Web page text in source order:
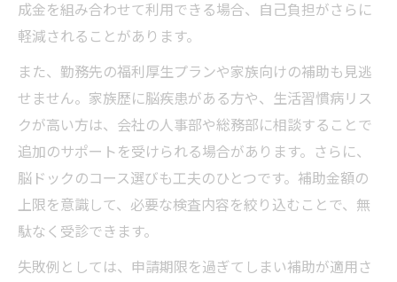
成金を組み合わせて利用できる場合、自己負担がさらに
軽減されることがあります。
また、勤務先の福利厚生プランや家族向けの補助も見逃
せません。家族歴に脳疾患がある方や、生活習慣病リス
クが高い方は、会社の人事部や総務部に相談することで
追加のサポートを受けられる場合があります。さらに、
脳ドックのコース選びも工夫のひとつです。補助金額の
上限を意識して、必要な検査内容を絞り込むことで、無
駄なく受診できます。
失敗例としては、申請期限を過ぎてしまい補助が適用さ